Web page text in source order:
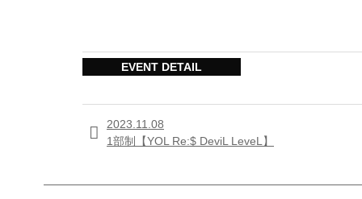
EVENT DETAIL

2023.11.08
1部制【YOL Re:$ DeviL LeveL】